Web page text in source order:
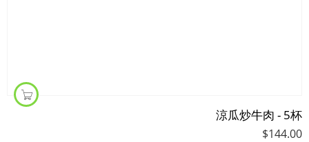
涼瓜炒牛肉 - 5杯
$144.00